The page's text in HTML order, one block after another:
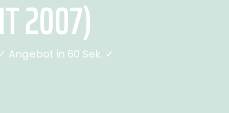
2007)
Angebot in 60 Sek. ✓